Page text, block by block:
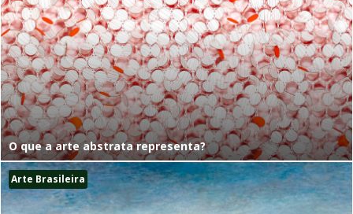
O que a arte abstrata representa?
Arte Brasileira